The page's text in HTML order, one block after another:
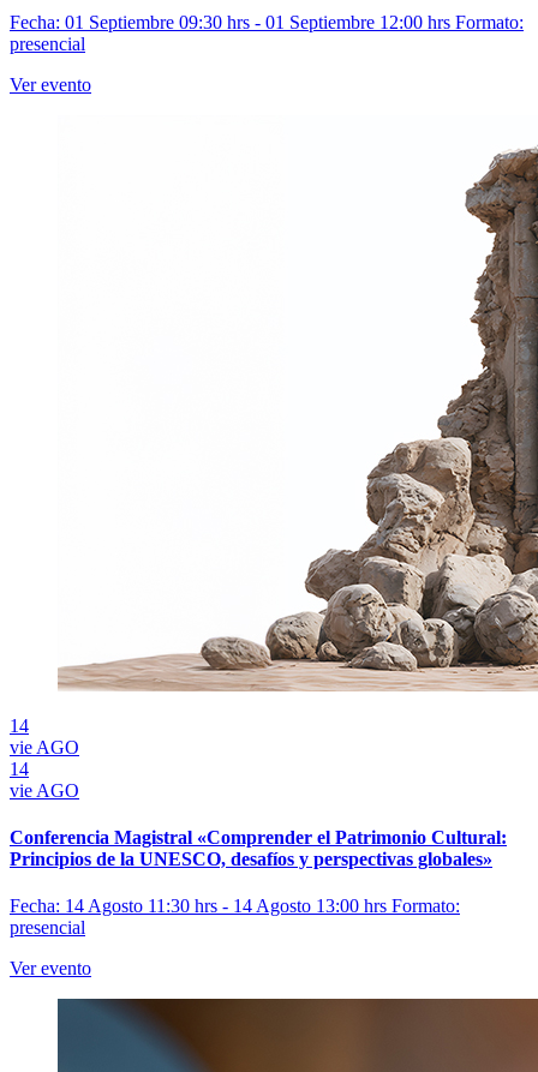
Fecha: 01 Septiembre 09:30 hrs - 01 Septiembre 12:00 hrs Formato:
presencial
Ver evento
14
vie AGO
14
vie AGO
Conferencia Magistral «Comprender el Patrimonio Cultural:
Principios de la UNESCO, desafíos y perspectivas globales»
Fecha: 14 Agosto 11:30 hrs - 14 Agosto 13:00 hrs Formato:
presencial
Ver evento